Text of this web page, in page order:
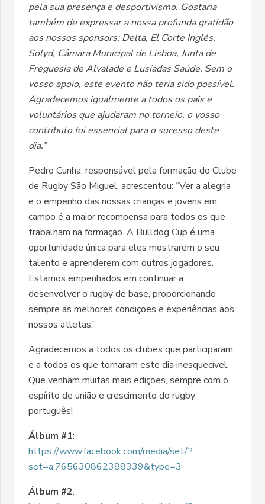
pela sua presença e desportivismo. Gostaria
também de expressar a nossa profunda gratidão
aos nossos sponsors: Delta, El Corte Inglés,
Solyd, Câmara Municipal de Lisboa, Junta de
Freguesia de Alvalade e Lusíadas Saúde. Sem o
vosso apoio, este evento não teria sido possível.
Agradecemos igualmente a todos os pais e
voluntários que ajudaram no torneio, o vosso
contributo foi essencial para o sucesso deste
dia.”
Pedro Cunha, responsável pela formação do Clube
de Rugby São Miguel, acrescentou: “Ver a alegria
e o empenho das nossas crianças e jovens em
campo é a maior recompensa para todos os que
trabalham na formação. A Bulldog Cup é uma
oportunidade única para eles mostrarem o seu
talento e aprenderem com outros jogadores.
Estamos empenhados em continuar a
desenvolver o rugby de base, proporcionando
sempre as melhores condições e experiências aos
nossos atletas.”
Agradecemos a todos os clubes que participaram
e a todos os que tornaram este dia inesquecível.
Que venham muitas mais edições, sempre com o
espírito de união e crescimento do rugby
português!
Álbum #1:
https://www.facebook.com/media/set/?
set=a.765630862388339&type=3
Álbum #2: